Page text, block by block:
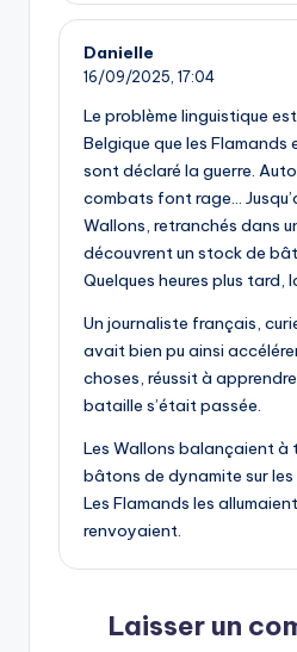
Danielle
16/09/2025, 17:04
Le problème linguistique
Belgique que les Flamands
sont déclaré la guerre.
combats font rage…
Wallons, retranchés dans
découvrent un stock de
Quelques heures plus
Un journaliste français,
avait bien pu ainsi
choses, réussit à
bataille s’était passée.
Les Wallons balançaient à
bâtons de dynamite sur
Les Flamands les
renvoyaient.
Laisser un